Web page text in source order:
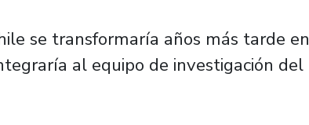
se transformaría años más tarde en
al equipo de investigación del